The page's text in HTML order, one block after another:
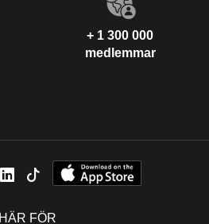
+ 1 300 000
medlemmar
FÖR